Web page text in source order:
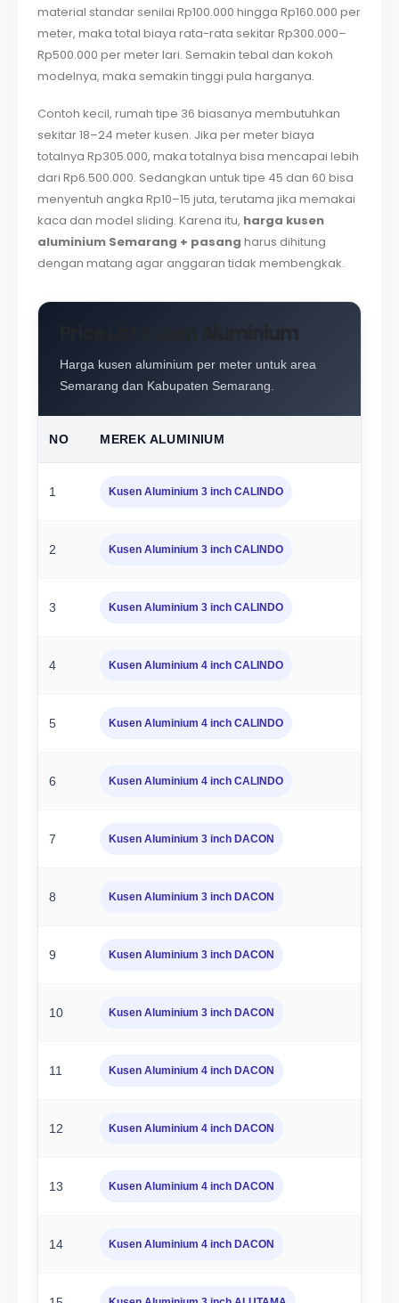
material standar senilai Rp100.000 hingga Rp160.000 per
meter, maka total biaya rata-rata sekitar Rp300.000–
Rp500.000 per meter lari. Semakin tebal dan kokoh
modelnya, maka semakin tinggi pula harganya.
Contoh kecil, rumah tipe 36 biasanya membutuhkan
sekitar 18–24 meter kusen. Jika per meter biaya
totalnya Rp305.000, maka totalnya bisa mencapai lebih
dari Rp6.500.000. Sedangkan untuk tipe 45 dan 60 bisa
menyentuh angka Rp10–15 juta, terutama jika memakai
kaca dan model sliding. Karena itu, harga kusen
aluminium Semarang + pasang harus dihitung
dengan matang agar anggaran tidak membengkak.
Price List Kusen Aluminium
Harga kusen aluminium per meter untuk area
Semarang dan Kabupaten Semarang.
NO MEREK ALUMINIUM
1 Kusen Aluminium 3 inch CALINDO
2 Kusen Aluminium 3 inch CALINDO
3 Kusen Aluminium 3 inch CALINDO
4 Kusen Aluminium 4 inch CALINDO
5 Kusen Aluminium 4 inch CALINDO
6 Kusen Aluminium 4 inch CALINDO
7 Kusen Aluminium 3 inch DACON
8 Kusen Aluminium 3 inch DACON
9 Kusen Aluminium 3 inch DACON
10 Kusen Aluminium 3 inch DACON
11 Kusen Aluminium 4 inch DACON
12 Kusen Aluminium 4 inch DACON
13 Kusen Aluminium 4 inch DACON
14 Kusen Aluminium 4 inch DACON